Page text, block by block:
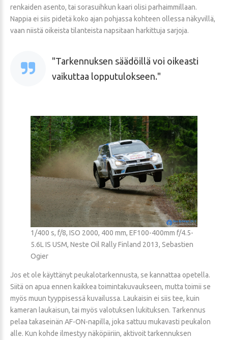
renkaiden asento, tai sorasuihkun kaari olisi parhaimmillaan.
Nappia ei siis pidetä koko ajan pohjassa kohteen ollessa näkyvillä,
vaan niistä oikeista tilanteista napsitaan harkittuja sarjoja.
Tarkennuksen säädöillä voi oikeasti
vaikuttaa lopputulokseen.
1/400 s, f/8, ISO 2000, 400 mm, EF100-400mm f/4.5-
5.6L IS USM, Neste Oil Rally Finland 2013, Sebastien
Ogier
Jos et ole käyttänyt peukalotarkennusta, se kannattaa opetella.
Siitä on apua ennen kaikkea toimintakuvaukseen, mutta toimii se
myös muun tyyppisessä kuvailussa. Laukaisin ei siis tee, kuin
kameran laukaisun, tai myös valotuksen lukituksen. Tarkennus
pelaa takaseinän AF-ON-napilla, joka sattuu mukavasti peukalon
alle. Kun kohde ilmestyy näköpiiriin, aktivoit tarkennuksen